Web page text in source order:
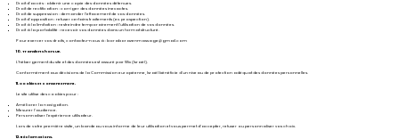
Droit d’accès : obtenir une copie des données détenues.
Droit de rectification : corriger des données inexactes.
Droit de suppression : demander l’effacement de vos données.
Droit d’opposition : refuser certains traitements (ex. prospection).
Droit à la limitation : restreindre temporairement l’utilisation de vos données.
Droit à la portabilité : recevoir vos données dans un format structuré.
Pour exercer vos droits, contactez-nous à : boraborazenmassage@gmail.com
10. Transferts hors UE.
L’hébergement du site et des données est assuré par Wix (Israël).
Conformément aux décisions de la Commission européenne, Israël bénéficie d’un niveau de protection adéquat des données personnelles.
11. Cookies et consentement.
Le site utilise des cookies pour :
Améliorer la navigation.
Mesurer l’audience.
Personnaliser l’expérience utilisateur.
Lors de votre première visite, un bandeau vous informe de leur utilisation et vous permet d’accepter, refuser ou personnaliser vos choix.
12. Réclamations.